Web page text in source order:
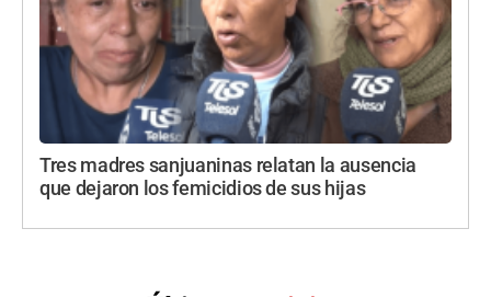
Tres madres sanjuaninas relatan la ausencia
que dejaron los femicidios de sus hijas